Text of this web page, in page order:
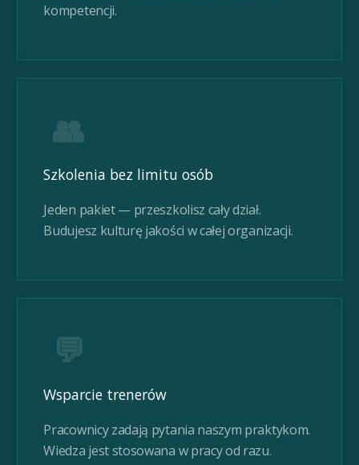
kompetencji.
👥
Szkolenia bez limitu osób
Jeden pakiet — przeszkolisz cały dział.
Budujesz kulturę jakości w całej organizacji.
💬
Wsparcie trenerów
Pracownicy zadają pytania naszym praktykom.
Wiedza jest stosowana w pracy od razu.